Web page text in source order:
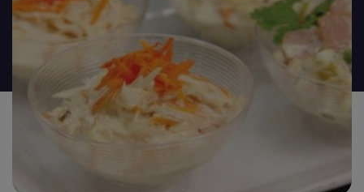
enviado
calificaciones
para
este
recipe